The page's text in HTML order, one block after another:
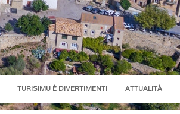
TURISIMU È DIVERTIMENTI ATTUALITÀ